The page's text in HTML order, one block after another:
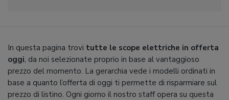
In questa pagina trovi tutte le scope elettriche in offerta
oggi, da noi selezionate proprio in base al vantaggioso
prezzo del momento. La gerarchia vede i modelli ordinati in
base a quanto l’offerta di oggi ti permette di risparmiare sul
prezzo di listino. Ogni giorno il nostro staff opera su questa